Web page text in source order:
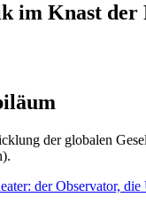
im Knast
der globalen
der Observator,